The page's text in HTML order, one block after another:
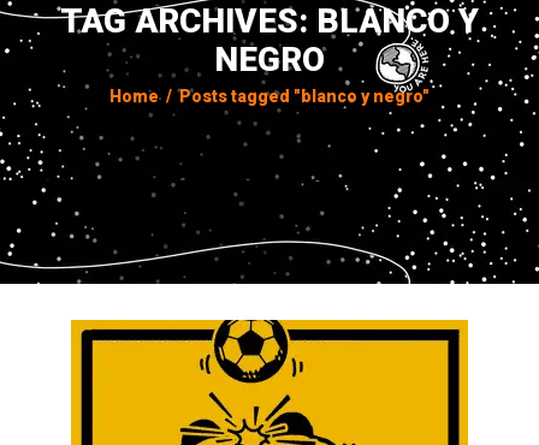
TAG ARCHIVES: BLANCO Y
NEGRO
Home / Posts tagged "blanco y negro"